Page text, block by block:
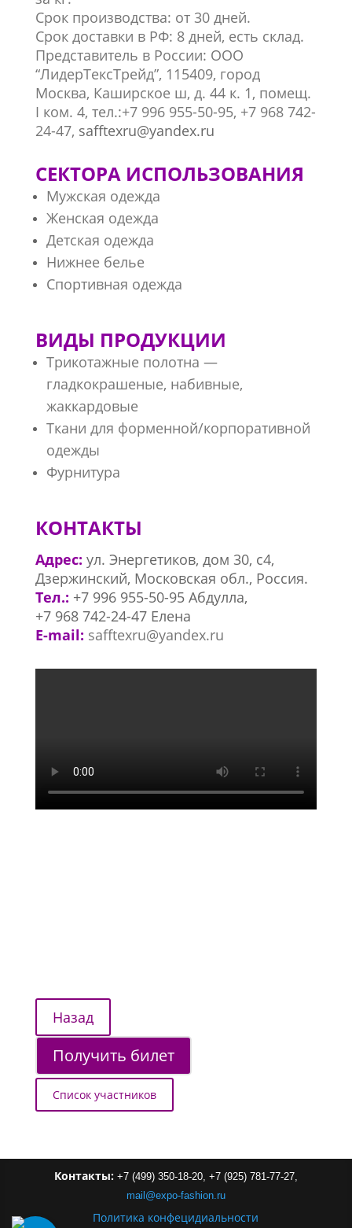
Срок производства: от 30 дней.
Срок доставки в РФ: 8 дней, есть склад.
Представитель в России: ООО
“ЛидерТексТрейд”, 115409, город
Москва, Каширское ш, д. 44 к. 1, помещ.
I ком. 4, тел.:+7 996 955-50-95, +7 968 742-
24-47, safftexru@yandex.ru
СЕКТОРА ИСПОЛЬЗОВАНИЯ
Мужская одежда
Женская одежда
Детская одежда
Нижнее белье
Спортивная одежда
ВИДЫ ПРОДУКЦИИ
Трикотажные полотна —
гладкокрашеные, набивные,
жаккардовые
Ткани для форменной/корпоративной
одежды
Фурнитура
КОНТАКТЫ
Адрес: ул. Энергетиков, дом 30, с4,
Дзержинский, Московская обл., Россия.
Тел.: +7 996 955-50-95 Абдулла,
+7 968 742-24-47 Елена
E-mail: safftexru@yandex.ru
Получить билет
Список участников
Контакты: +7 (499) 350-18-20, +7 (925) 781-77-27,
mail @expo-fashion.ru
Политика конфецидиальности